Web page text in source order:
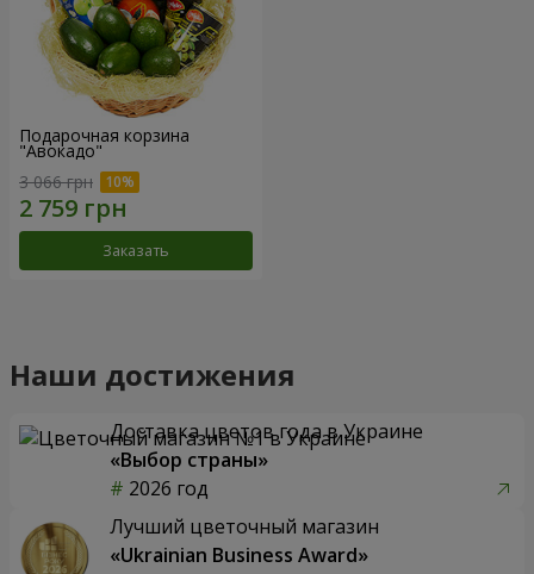
Подарочная корзина
"Авокадо"
3 066 грн
Заказать
Наши достижения
Доставка цветов года в Украине
«Выбор страны»
2026 год
Лучший цветочный магазин
«Ukrainian Business Award»